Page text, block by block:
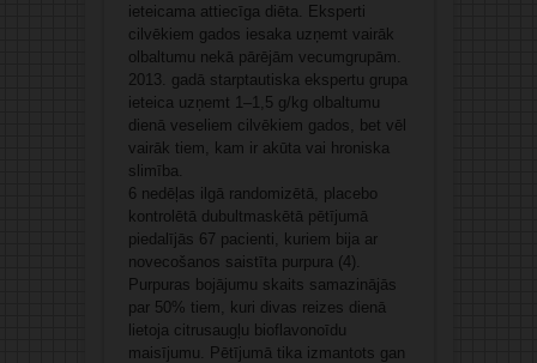
ieteicama attiecīga diēta. Eksperti
cilvēkiem gados iesaka uzņemt vairāk
olbaltumu nekā pārējām vecumgrupām.
2013. gadā starptautiska ekspertu grupa
ieteica uzņemt 1–1,5 g/kg olbaltumu
dienā veseliem cilvēkiem gados, bet vēl
vairāk tiem, kam ir akūta vai hroniska
slimība.
6 nedēļas ilgā randomizētā, placebo
kontrolētā dubultmaskētā pētījumā
piedalījās 67 pacienti, kuriem bija ar
novecošanos saistīta purpura (4).
Purpuras bojājumu skaits samazinājās
par 50% tiem, kuri divas reizes dienā
lietoja citrusaugļu bioflavonoīdu
maisījumu. Pētījumā tika izmantots gan